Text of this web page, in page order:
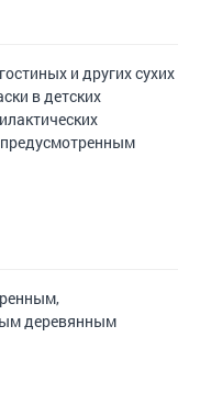
и других сухих
в детских
деревянным